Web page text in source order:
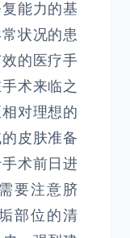
能力的基
状况的患
的医疗手
术来临之
对理想的
皮肤准备
术前日进
要注意脐
部位的清